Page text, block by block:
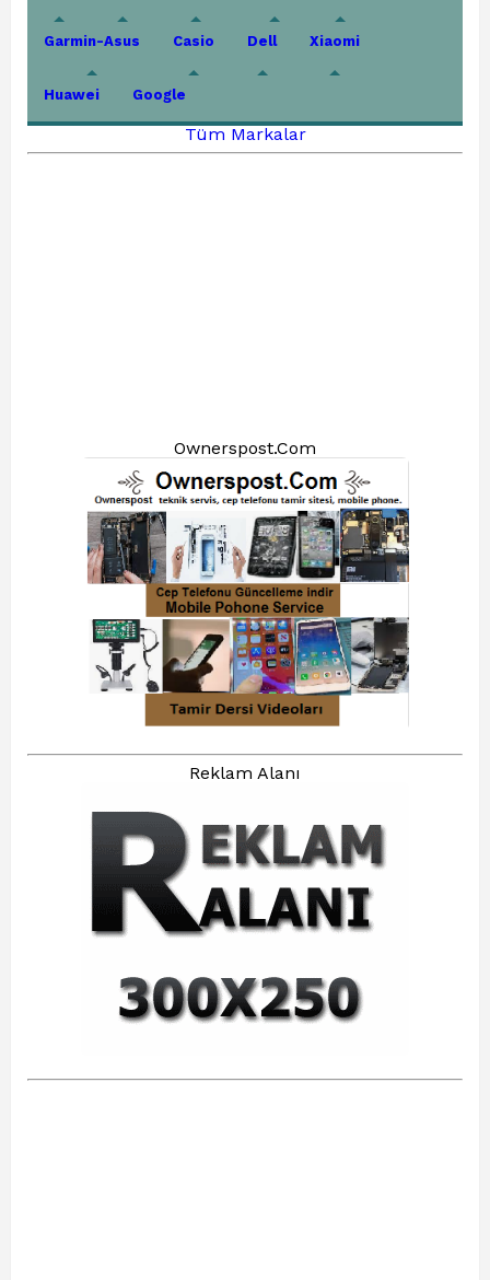
Garmin-Asus Casio Dell Xiaomi
Huawei Google
Tüm Markalar
Ownerspost.Com
Reklam Alanı